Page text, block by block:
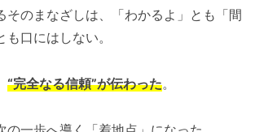
そのまなざしは、「わかるよ」とも「間
口にはしない。
“完全なる信頼”が伝わった。